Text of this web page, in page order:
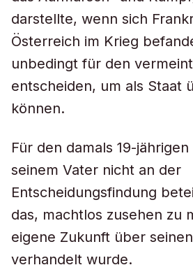
darstellte, wenn sich
Österreich im Krieg
unbedingt für den
entscheiden, um als Staat
können.
Für den damals 19-
seinem Vater nicht an der
Entscheidungsfindung
das, machtlos zusehen zu
eigene Zukunft über
verhandelt wurde.